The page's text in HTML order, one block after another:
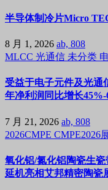
半导体制冷片Micro
8 月 1, 2026 ab, 808
MLCC 光通信 未分类
受益于电子元件及光通
年净利润同比增长45%-
7 月 21, 2026 ab, 808
2026CMPE CMPE2026
氧化铝/氮化铝陶瓷生
延机亮相艾邦精密陶瓷